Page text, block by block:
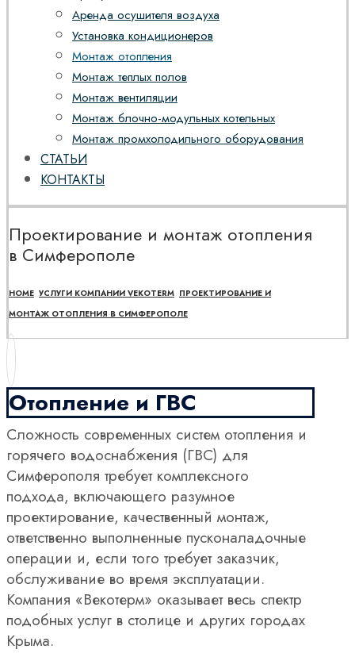
Аренда осушителя воздуха
Установка кондиционеров
Монтаж отопления
Монтаж теплых полов
Монтаж вентиляции
Монтаж блочно-модульных котельных
Монтаж промхолодильного оборудования
СТАТЬИ
КОНТАКТЫ
Проектирование и монтаж отопления
в Симферополе
HOME УСЛУГИ КОМПАНИИ VEKOTERM ПРОЕКТИРОВАНИЕ И
МОНТАЖ ОТОПЛЕНИЯ В СИМФЕРОПОЛЕ
Отопление и ГВС
Сложность современных систем отопления и
горячего водоснабжения (ГВС) для
Симферополя требует комплексного
подхода, включающего разумное
проектирование, качественный монтаж,
ответственно выполненные пусконаладочные
операции и, если того требует заказчик,
обслуживание во время эксплуатации.
Компания «Векотерм» оказывает весь спектр
подобных услуг в столице и других городах
Крыма.